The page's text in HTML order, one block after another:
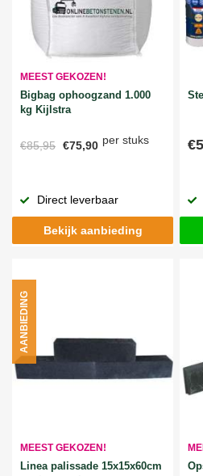
MEEST GEKOZEN!
Bigbag ophoogzand 1.000
kg Kijlstra
€85,95 €75,90 per stuks
Direct leverbaar
Bekijk aanbieding
MEEST GEKOZEN!
Linea palissade 15x15x60cm
AANBIEDING